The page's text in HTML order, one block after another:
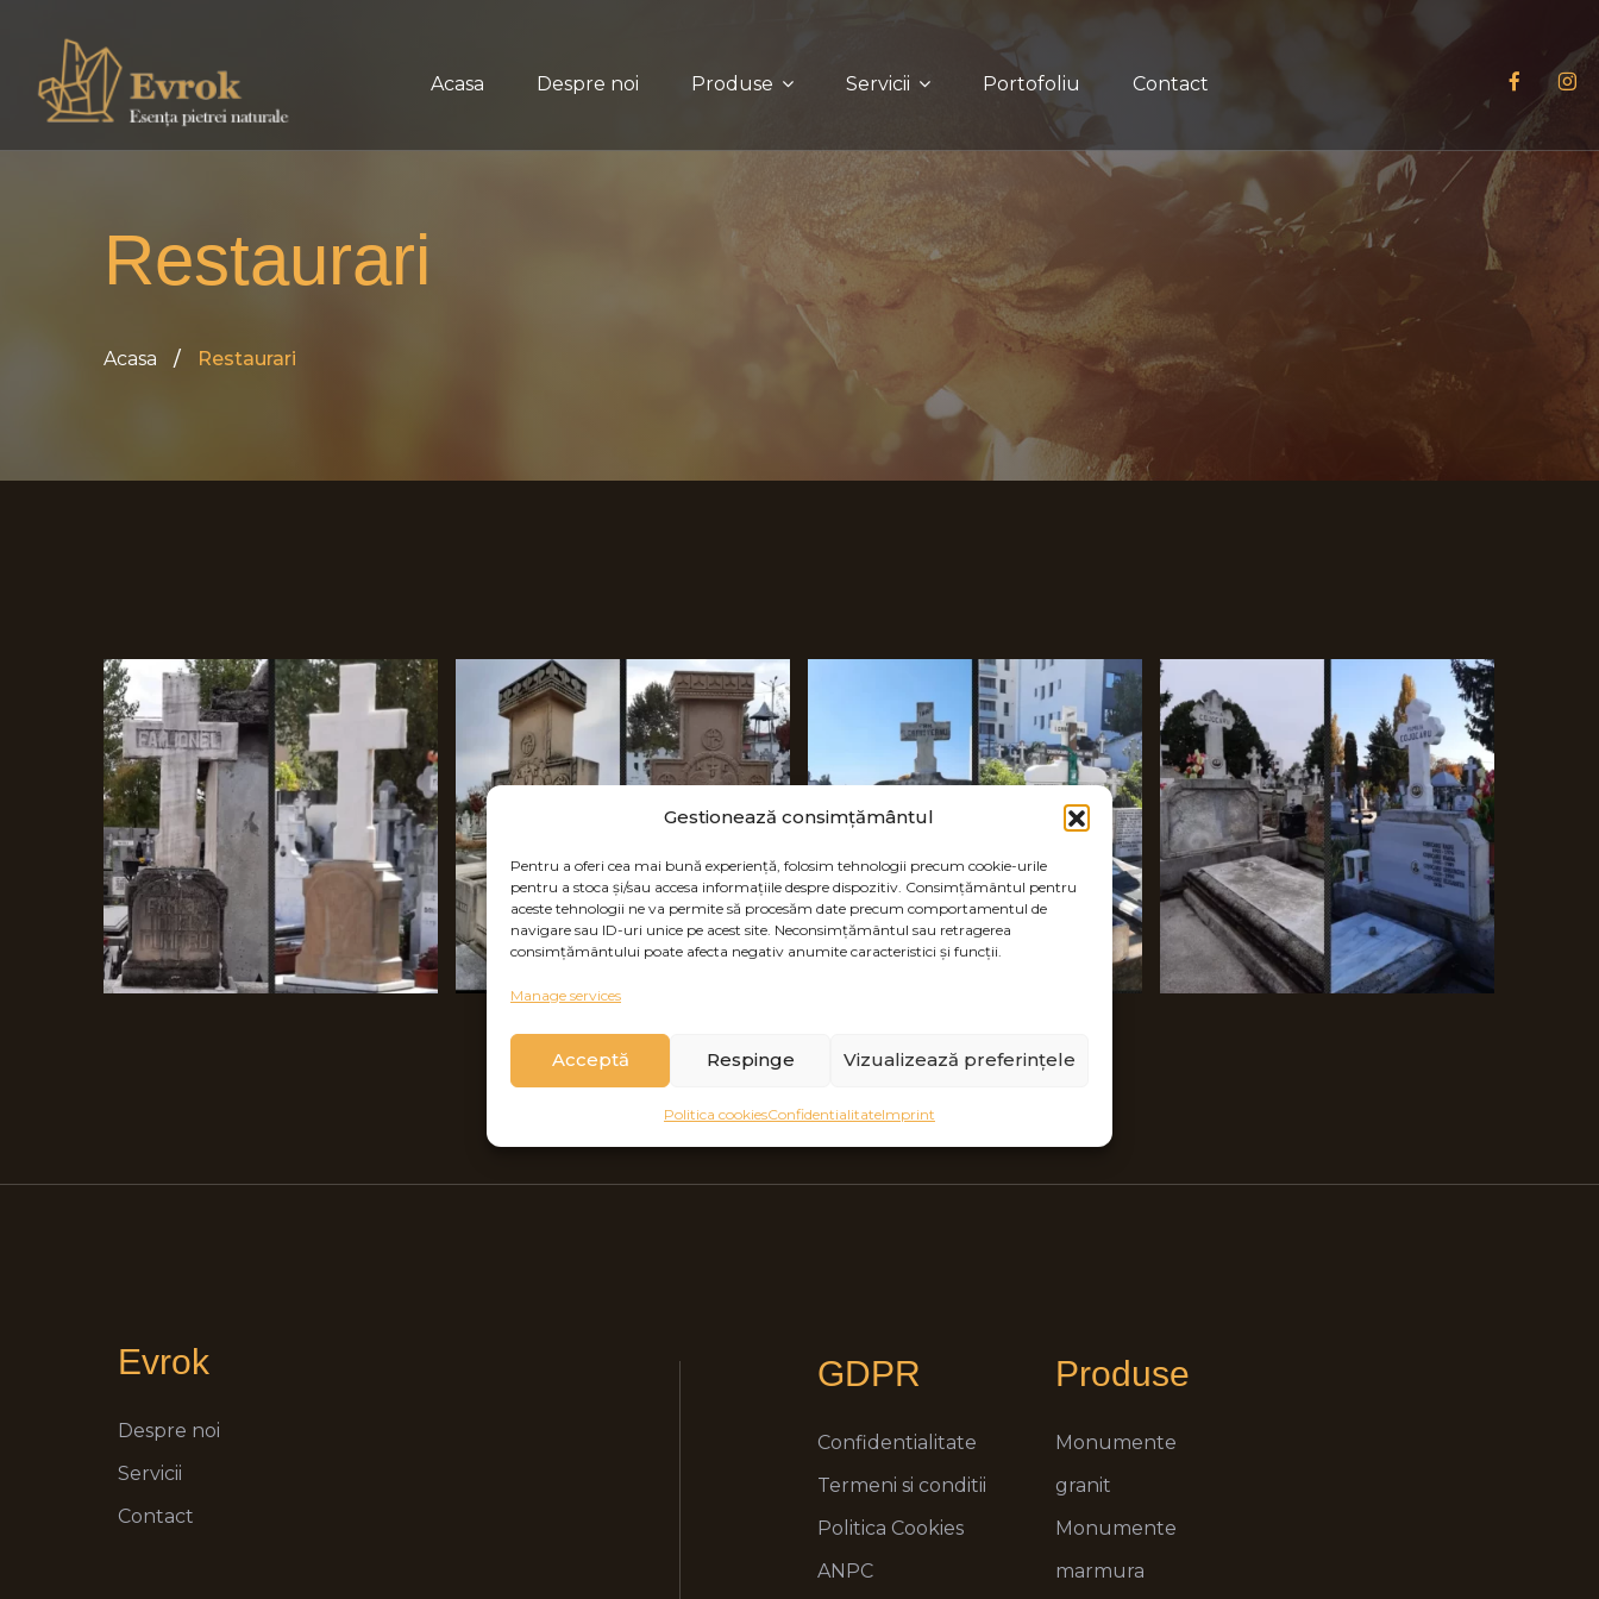
Gestionează consimțământul
Pentru a oferi cea mai bună experiență, folosim tehnologii precum cookie-urile
pentru a stoca și/sau accesa informațiile despre dispozitiv. Consimțământul pentru
aceste tehnologii ne va permite să procesăm date precum comportamentul de
navigare sau ID-uri unice pe acest site. Neconsimțământul sau retragerea
consimțământului poate afecta negativ anumite caracteristici și funcții.
Manage services
Acceptă Respinge Vizualizează preferințele
Politica cookiesConfidentialitateImprint
Acasa Despre noi Produse Servicii Portofoliu Contact
Restaurari
Acasa Restaurari
Evrok
Despre noi
Servicii
Contact
GDPR
Confidentialitate
Termeni si conditii
Politica Cookies
ANPC
Produse
Monumente
granit
Monumente
marmura